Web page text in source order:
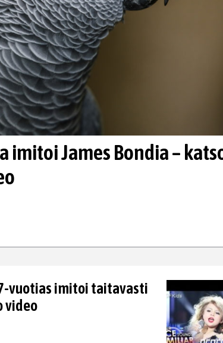
imitoi James Bondia –
vuotias imitoi taitavasti
video